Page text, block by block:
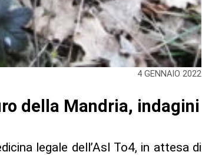
4 GENNAIO 2022
della Mandria, indagini
legale dell’Asl To4, in attesa di